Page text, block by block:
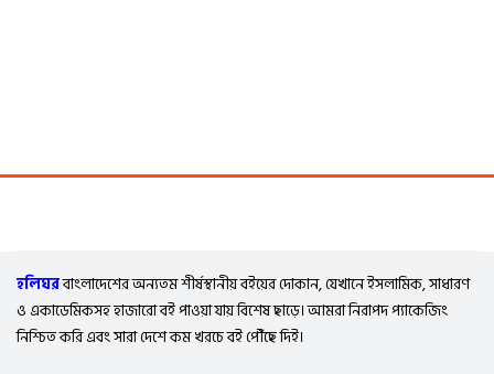
হলিঘরবাংলাদেশের অন্যতম শীর্ষস্থানীয় বইয়ের দোকান, যেখানে ইসলামিক, সাধারণ
ও একাডেমিকসহ হাজারো বই পাওয়া যায় বিশেষ ছাড়ে। আমরা নিরাপদ প্যাকেজিং
নিশ্চিত করি এবং সারা দেশে কম খরচে বই পৌঁছে দিই।